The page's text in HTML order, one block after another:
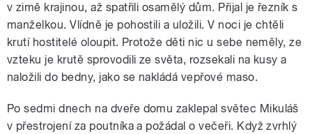
v zimě krajinou, až spatřili osamělý dům. Přijal je řezník s
manželkou. Vlídně je pohostili a uložili. V noci je chtěli
krutí hostitelé oloupit. Protože děti nic u sebe neměly, ze
vzteku je krutě sprovodili ze světa, rozsekali na kusy a
naložili do bedny, jako se nakládá vepřové maso.
Po sedmi dnech na dveře domu zaklepal světec Mikuláš
v přestrojení za poutníka a požádal o večeři. Když zvrhlý